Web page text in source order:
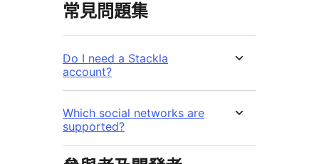
常見問題集
Do I need a Stackla
account?
Which social networks are
supported?